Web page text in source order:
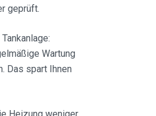
geprüft.
Wartung
Das spart Ihnen